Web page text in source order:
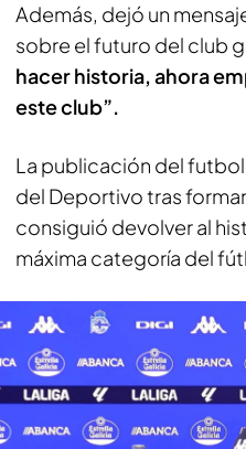
Además, dejó un
sobre el futuro del club
hacer historia, ahora
este club”.
La publicación del
del Deportivo tras
consiguió devolver al
máxima categoría del